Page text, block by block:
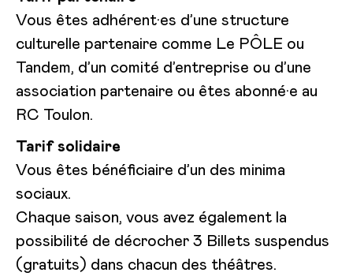
Vous êtes adhérent·es d’une structure
culturelle partenaire comme Le PÔLE ou
Tandem, d’un comité d’entreprise ou d’une
association partenaire ou êtes abonné·e au
RC Toulon.
Tarif solidaire
Vous êtes bénéficiaire d’un des minima
sociaux.
Chaque saison, vous avez également la
possibilité de décrocher 3 Billets suspendus
(gratuits) dans chacun des théâtres.